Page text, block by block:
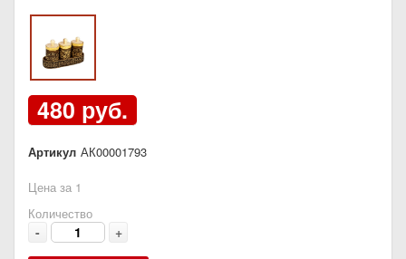
480 руб.
Артикул АК00001793
Цена за 1
Количество
- +